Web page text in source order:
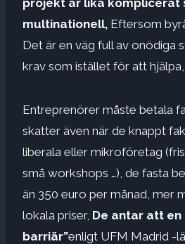
multinationell, Eftersom
Det är en väg full av onödiga
krav som istället för att hjälpa,
Entreprenörer måste betala
skatter även när de knappt
liberala eller mikroföretag
små workshops …), de fasta
än 350 euro per månad, mer
lokala priser, De antar att en
barriär”enligt UFM Madrid -